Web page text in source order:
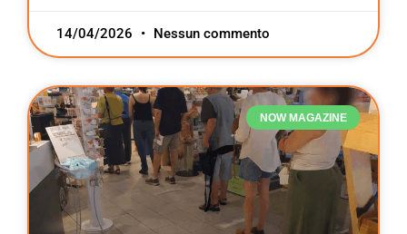
14/04/2026 Nessun commento
NOW MAGAZINE